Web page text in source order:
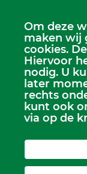
Scriba
Dhr. Leen Kruithof
Om deze
maken wij
cookies.
Hiervoor
nodig. U
later
rechts
kunt ook
via op de